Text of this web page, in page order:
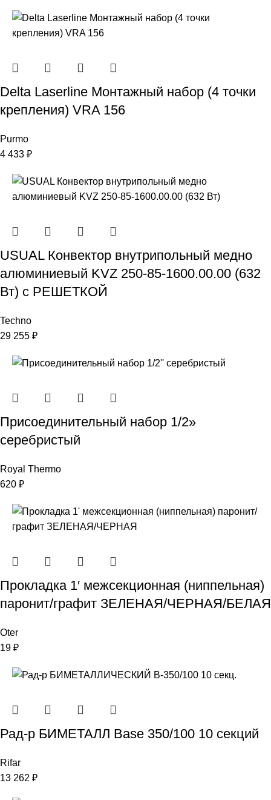
Delta Laserline Монтажный набор (4 точки
крепления) VRA 156
Purmo
4 433 ₽
USUAL Конвектор внутрипольный медно
алюминиевый KVZ 250-85-1600.00.00 (632
Вт) с РЕШЕТКОЙ
Techno
29 255 ₽
Присоединительный набор 1/2»
серебристый
Royal Thermo
620 ₽
Прокладка 1′ межсекционная (ниппельная)
паронит/графит ЗЕЛЕНАЯ/ЧЕРНАЯ/БЕЛАЯ
Oter
19 ₽
Рад-р БИМЕТАЛЛ Base 350/100 10 секций
Rifar
13 262 ₽